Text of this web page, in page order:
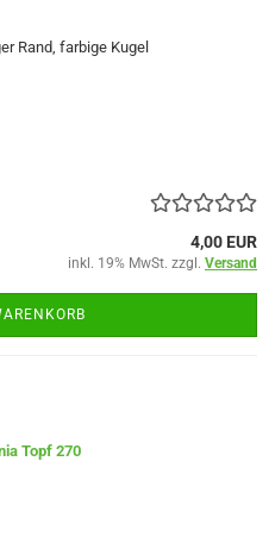
Rand, farbige Kugel
4,00 EUR
inkl. 19% MwSt. zzgl. Versand